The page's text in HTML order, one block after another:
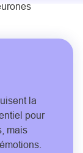
la
pour
mais